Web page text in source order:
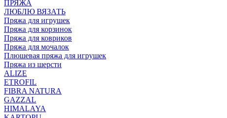
ПРЯЖА
ЛЮБЛЮ ВЯЗАТЬ
Пряжа для игрушек
Пряжа для корзинок
Пряжа для ковриков
Пряжа для мочалок
Плюшевая пряжа для игрушек
Пряжа из шерсти
ALIZE
ETROFIL
FIBRA NATURA
GAZZAL
HIMALAYA